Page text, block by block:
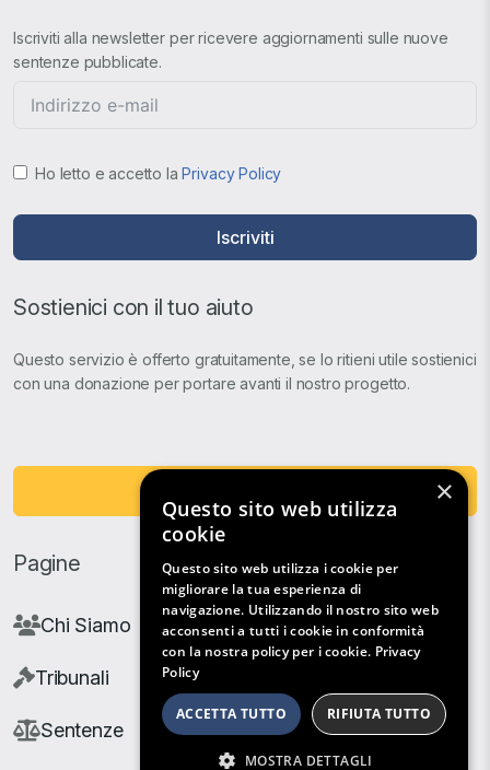
Iscriviti alla newsletter per ricevere aggiornamenti sulle nuove
sentenze pubblicate.
Ho letto e accetto laPrivacy Policy
Iscriviti
Sostienici con il tuo aiuto
Questo servizio è offerto gratuitamente, se lo ritieni utile sostienici
con una donazione per portare avanti il nostro progetto.
Pagine
Chi Siamo
Tribunali
Sentenze
×
Questo sito web utilizza
cookie
Questo sito web utilizza i cookie per
migliorare la tua esperienza di
navigazione. Utilizzando il nostro sito web
acconsenti a tutti i cookie in conformità
con la nostra policy per i cookie. Privacy
Policy
ACCETTA TUTTO RIFIUTA TUTTO
MOSTRA DETTAGLI